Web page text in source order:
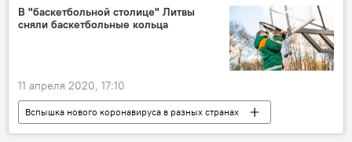
коронавирус
В "баскетбольной столице" Литвы
сняли баскетбольные кольца
11 апреля 2020, 17:10
Вспышка нового коронавируса в разных странах
Спорт
Баскетбольный клуб "Жальгирис"